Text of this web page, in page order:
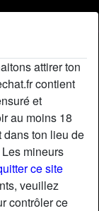
attirer ton
contient
et
au moins 18
dans ton lieu de
mineurs
ce site
veuillez
contrôler ce